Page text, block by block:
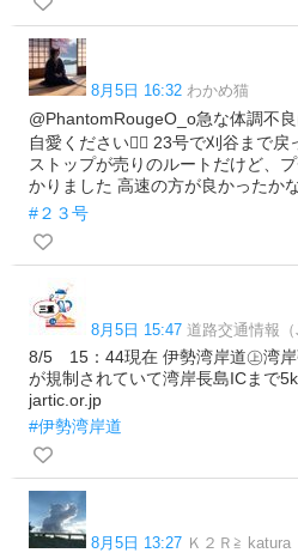
8月5日 16:32 わかめ猫
@PhantomRougeO_o急な体調不
自愛ください🙋‍♂️ 23号で刈谷まで
ストップが売りのルートだけど、
かりました 高速の方が良かったか
#２３号
8月5日 15:47 道路交通情報
8/5 15：44現在 伊勢湾岸道㊤湾岸
が規制されていて湾岸長島ICまで
jartic.or.jp
#伊勢湾岸道
8月5日 13:27 Ｋ２Ｒ≧ katura